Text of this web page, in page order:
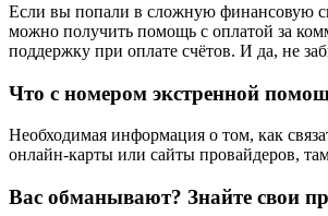
Если вы попали в сложную финансовую
можно получить помощь с оплатой за
поддержку при оплате счётов. И да, не
Что с номером экстренной
Необходимая информация о том, как
онлайн-карты или сайты провайдеров,
Вас обманывают? Знайте свои